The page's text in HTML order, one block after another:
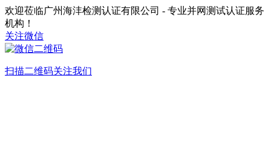
欢迎莅临广州海沣检测认证有限公司 - 专业并网测试认证服务
机构！
关注微信
扫描二维码关注我们